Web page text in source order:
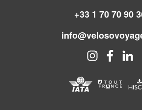
+33 1 70 70 90